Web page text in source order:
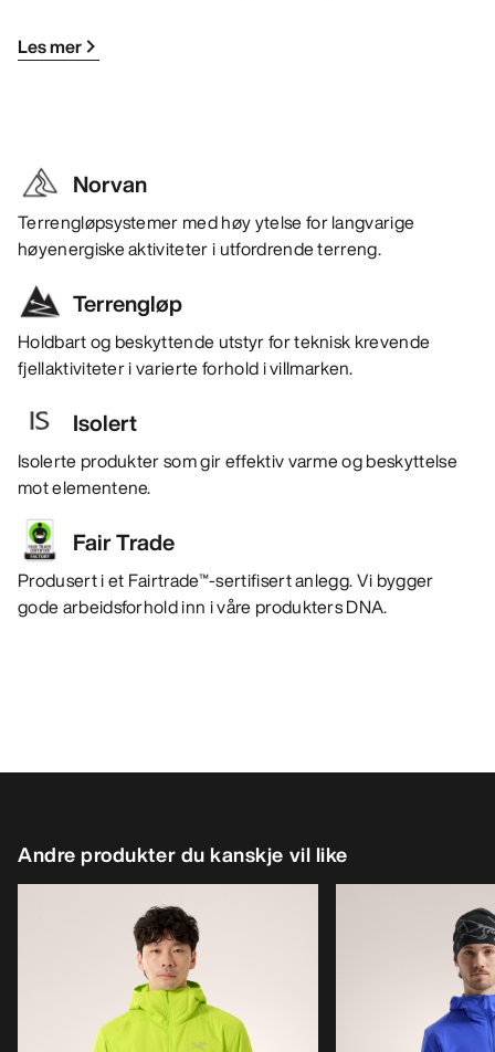
Les mer
Norvan
Terrengløpsystemer med høy ytelse for langvarige
høyenergiske aktiviteter i utfordrende terreng.
Terrengløp
Holdbart og beskyttende utstyr for teknisk krevende
fjellaktiviteter i varierte forhold i villmarken.
Isolert
Isolerte produkter som gir effektiv varme og beskyttelse
mot elementene.
Fair Trade
Produsert i et Fairtrade™-sertifisert anlegg. Vi bygger
gode arbeidsforhold inn i våre produkters DNA.
Andre produkter du kanskje vil like